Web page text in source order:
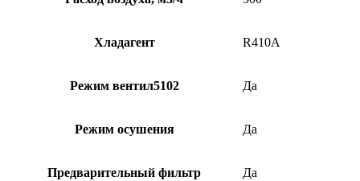
Хладагент R410A
Режим вентил5102 Да
Режим осушения Да
Предварительный фильтр Да